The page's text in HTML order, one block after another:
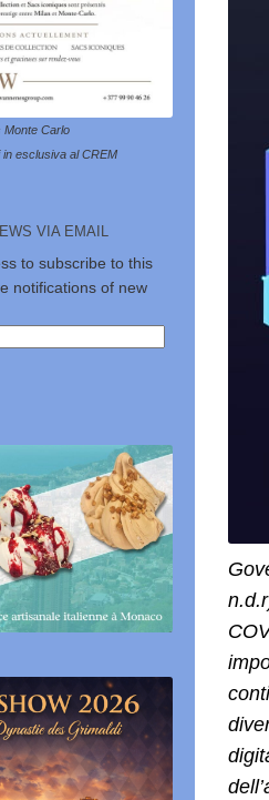
Monte Carlo
in esclusiva al CREM
VIA EMAIL
to subscribe to this
notifications of new